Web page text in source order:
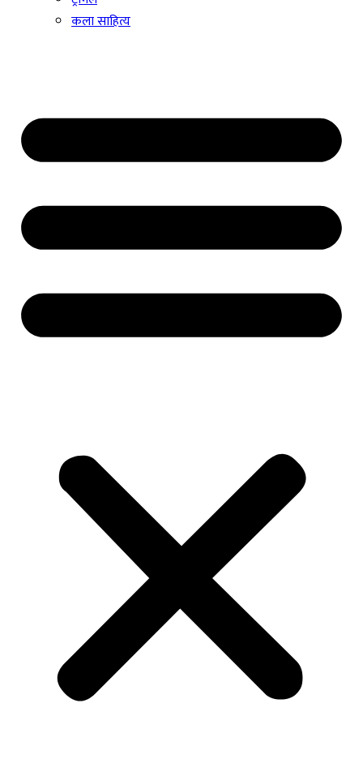
कला साहित्य